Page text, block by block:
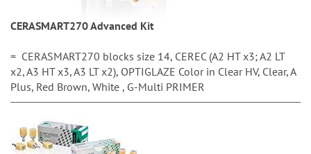
CERASMART270 Advanced Kit
= CERASMART270 blocks size 14, CEREC (A2 HT x3; A2 LT
x2, A3 HT x3, A3 LT x2), OPTIGLAZE Color in Clear HV, Clear, A
Plus, Red Brown, White , G-Multi PRIMER